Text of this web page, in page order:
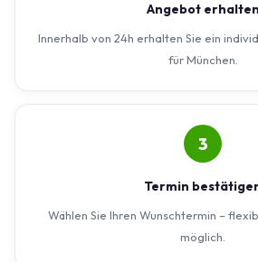
Angebot erhalten
Innerhalb von 24h erhalten Sie ein
für München.
3
Termin
Wählen Sie Ihren Wunschtermin –
möglich.